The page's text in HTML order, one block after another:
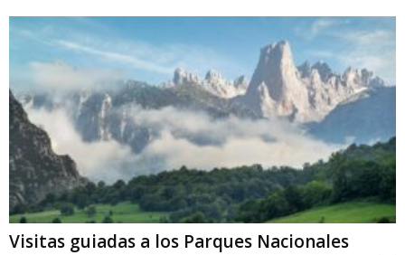
Visitas guiadas a los Parques Nacionales